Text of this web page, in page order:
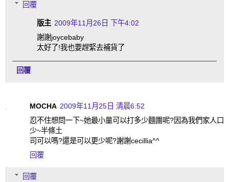
回覆
版主 2009年11月26日 下午4:02
謝謝joycebaby
太好了!我也要趕緊去補貨了
回覆
MOCHA 2009年11月25日 清晨6:52
忍不住想問一下~她最小量可以打多少麵團呢?因為我們家人口
少~半條土
司可以嗎?還是可以更少呢?謝謝cecillia^^
回覆
回覆